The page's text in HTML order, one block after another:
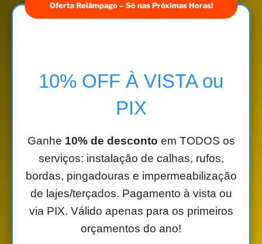
Oferta Relâmpago – Só nas Próximas Horas!
10% OFF À VISTA ou
PIX
Ganhe 10% de desconto em TODOS os
serviços: instalação de calhas, rufos,
bordas, pingadouras e impermeabilização
de lajes/terçados. Pagamento à vista ou
via PIX. Válido apenas para os primeiros
orçamentos do ano!